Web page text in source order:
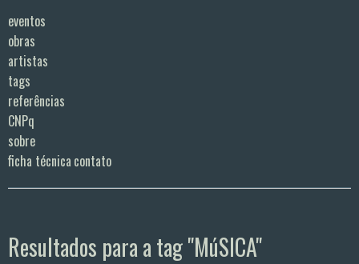
eventos
obras
artistas
tags
referências
CNPq
sobre
ficha técnica contato
Resultados para a tag "MúSICA"